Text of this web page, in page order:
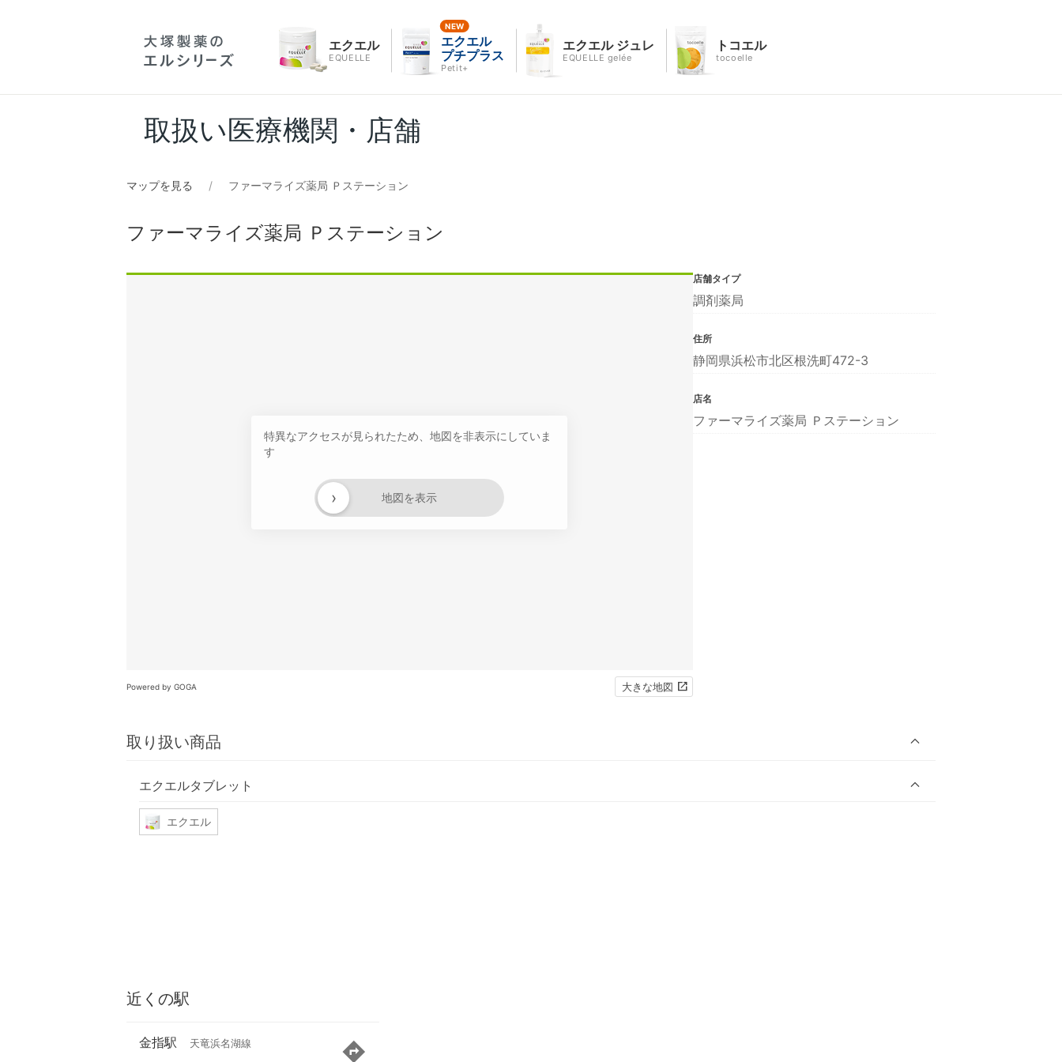
エクエル
EQUELLE
エクエル
プチプラス
Petit+
エクエル ジュレ
EQUELLE gelée
トコエル
tocoelle
取扱い医療機関・店舗
マップを見る ファーマライズ薬局 Ｐステーション
ファーマライズ薬局 Ｐステーション
特異なアクセスが見られたため、地図を非表示にしていま
す
地図を表示
›
Powered by GOGA 大きな地図
取り扱い商品
エクエルタブレット
エクエル
店舗タイプ
調剤薬局
住所
静岡県浜松市北区根洗町472-3
店名
ファーマライズ薬局 Ｐステーション
近くの駅
金指駅 天竜浜名湖線